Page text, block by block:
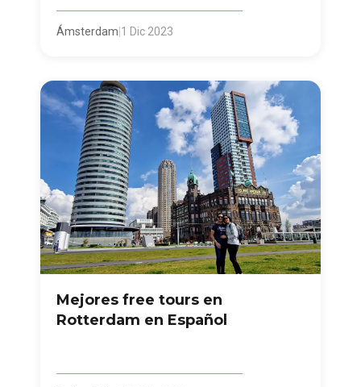
Ámsterdam 1 Dic 2023
Mejores free tours en
Rotterdam en Español